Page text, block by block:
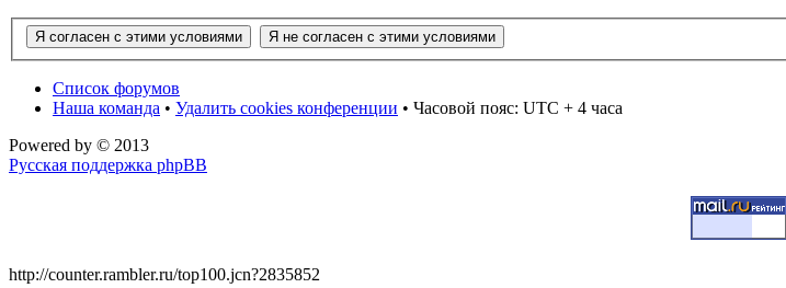
Список форумов
Наша команда • Удалить cookies конференции • Часовой пояс: UTC + 4 часа
Powered by © 2013
Русская поддержка phpBB
http://counter.rambler.ru/top100.jcn?2835852